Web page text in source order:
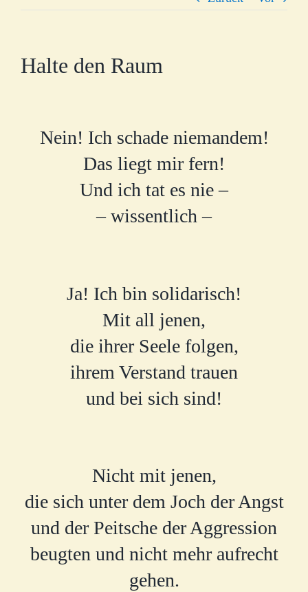
Halte den Raum
Nein! Ich schade niemandem!
Das liegt mir fern!
Und ich tat es nie –
– wissentlich –
Ja! Ich bin solidarisch!
Mit all jenen,
die ihrer Seele folgen,
ihrem Verstand trauen
und bei sich sind!
Nicht mit jenen,
die sich unter dem Joch der Angst
und der Peitsche der Aggression
beugten und nicht mehr aufrecht
gehen.